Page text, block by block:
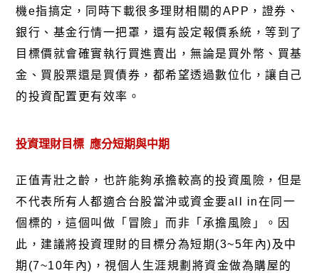
機e指搞定，同時下載很多理財相關的APP ，證券、
銀行、基金行情一把罩，還有設定報價系統，等到了
目標價就會確實執行買進賣出，無論是買外幣、買基
金、買股票還是買債券，都希望透過數位化，讓自己
的投資配置更有效率。
投資理財目標 應分短期與中期
正值青壯之齡，也許能夠承擔較高的投資風險，但是
不代表所有人都適合台股當沖或資金要all in在同一
個標的，這個叫做「冒險」而非「承擔風險」。因
此，建議將投資理財的目標分為短期 (3~5年內)及中
期 (7~10年內) ，視個人生涯規劃將資金做為購屋的